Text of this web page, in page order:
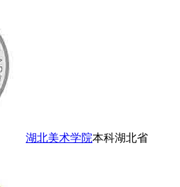
湖北美术学院本科湖北省